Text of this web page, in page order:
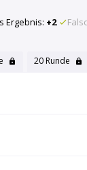
Ergebnis: +2
20 Runde